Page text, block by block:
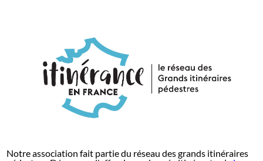
Notre association fait partie du réseau des grands itinéraires